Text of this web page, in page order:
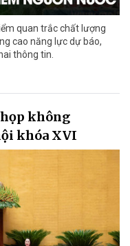
quan trắc chất lượng
cao năng lực dự báo,
thông tin.
họp không
khóa XVI